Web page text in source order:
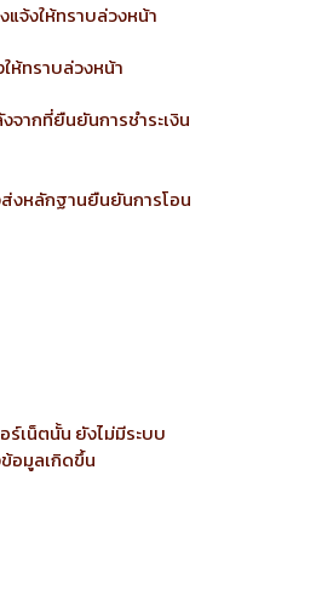
จ้งให้ทราบล่วงหน้า
ห้ทราบล่วงหน้า
ากที่ยืนยันการชำระเงิน
ส่งหลักฐานยืนยันการโอน
ร์เน็ตนั้น ยังไม่มีระบบ
อมูลเกิดขึ้น